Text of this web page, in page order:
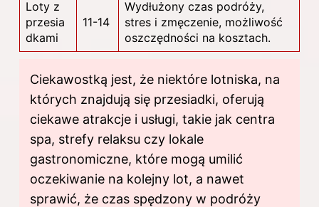
Loty z
przesia
dkami
11-14
Wydłużony czas podróży,
stres i zmęczenie, możliwość
oszczędności na kosztach.
Ciekawostką jest, że niektóre lotniska, na
których znajdują się przesiadki, oferują
ciekawe atrakcje i usługi, takie jak centra
spa, strefy relaksu czy lokale
gastronomiczne, które mogą umilić
oczekiwanie na kolejny lot, a nawet
sprawić, że czas spędzony w podróży